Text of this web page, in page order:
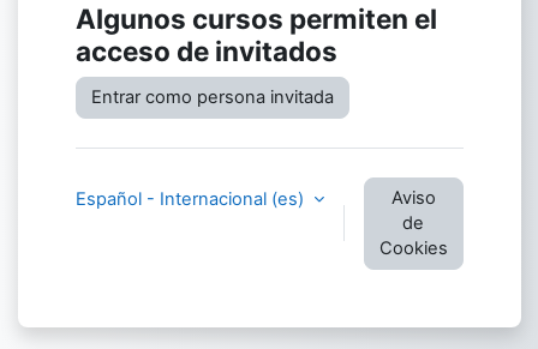
Algunos cursos permiten el
acceso de invitados
Entrar como persona invitada
Español - Internacional ‎(es)‎
Aviso
de
Cookies